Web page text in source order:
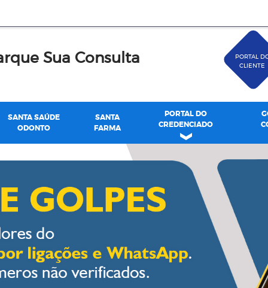
Sua Consulta
PORTAL
CLIENTE
SANTA SAÚDE
ODONTO
SANTA
FARMA
PORTAL DO
CREDENCIADO